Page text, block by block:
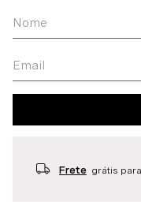
Frete grátis